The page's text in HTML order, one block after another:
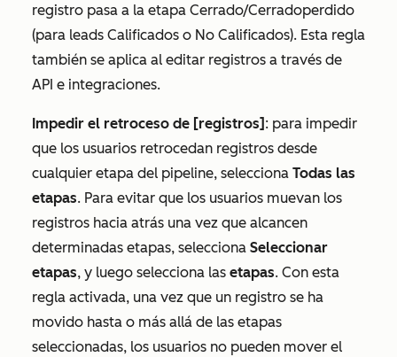
registro pasa a la etapa Cerrado/Cerradoperdido
(para leads Calificados o No Calificados). Esta regla
también se aplica al editar registros a través de
API e integraciones.
Impedir el retroceso de [registros] : para impedir
que los usuarios retrocedan registros desde
cualquier etapa del pipeline, selecciona Todas las
etapas. Para evitar que los usuarios muevan los
registros hacia atrás una vez que alcancen
determinadas etapas, selecciona Seleccionar
etapas, y luego selecciona las etapas. Con esta
regla activada, una vez que un registro se ha
movido hasta o más allá de las etapas
seleccionadas, los usuarios no pueden mover el